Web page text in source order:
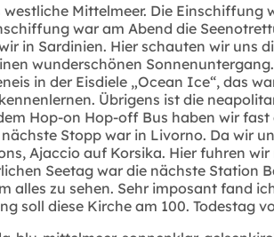
Mittelmeer. Die
war am Abend die
in Sardinien. Hier schauten wir uns
wunderschönen
in der Eisdiele „Ocean Ice“, das
Übrigens ist die
Hop-on Hop-off Bus haben wir
Stopp war in Livorno. Da wir
Ajaccio auf Korsika. Hier fuhren
Seetag war die nächste Station
alles zu sehen. Sehr imposant fand
soll diese Kirche am 100. Todestag